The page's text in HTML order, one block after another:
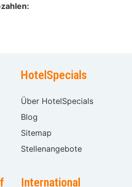
HotelSpecials
Über HotelSpecials
Blog
Sitemap
Stellenangebote
International